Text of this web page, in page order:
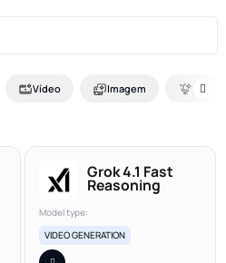
Vídeo Imagem Voz
Grok 4.1 Fast
Reasoning
Model type:
VIDEO GENERATION